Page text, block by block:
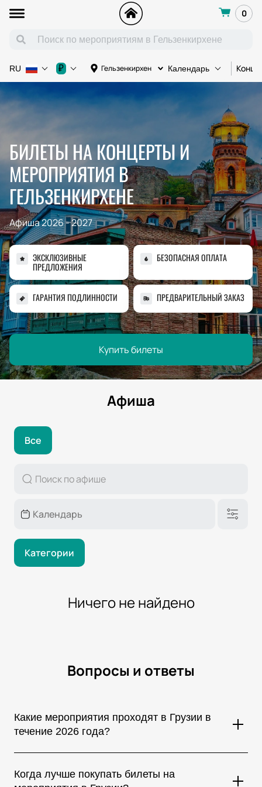
0
Гельзенкирхен Календарь
RU ₽
БИЛЕТЫ НА КОНЦЕРТЫ И
МЕРОПРИЯТИЯ В
ГЕЛЬЗЕНКИРХЕНЕ
Афиша 2026 - 2027
Купить билеты
ЭКСКЛЮЗИВНЫЕ
ПРЕДЛОЖЕНИЯ
БЕЗОПАСНАЯ ОПЛАТА
ГАРАНТИЯ ПОДЛИННОСТИ ПРЕДВАРИТЕЛЬНЫЙ ЗАКАЗ
Афиша
Все
Категории
Ничего не найдено
Вопросы и ответы
Какие мероприятия проходят в Грузии в
течение 2026 года?
музыкальные фестивали, театральные постановки,
Когда лучше покупать билеты на